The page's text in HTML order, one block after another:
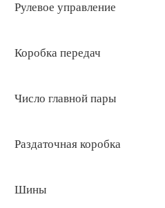
Рулевое управление
Коробка передач
Число главной пары
Раздаточная коробка
Шины